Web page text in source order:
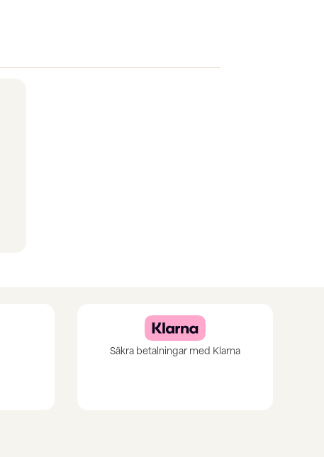
Säkra betalningar med Klarna